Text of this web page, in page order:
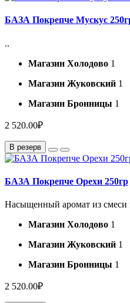
БАЗА Покрепче Мускус
..
Магазин Холодово 1
Магазин Жуковский 1
Магазин Бронницы 1
2 520.00₽
В резерв
БАЗА Покрепче Орехи 250гр
Насыщенный аромат из смеси
Магазин Холодово 1
Магазин Жуковский 1
Магазин Бронницы 1
2 520.00₽